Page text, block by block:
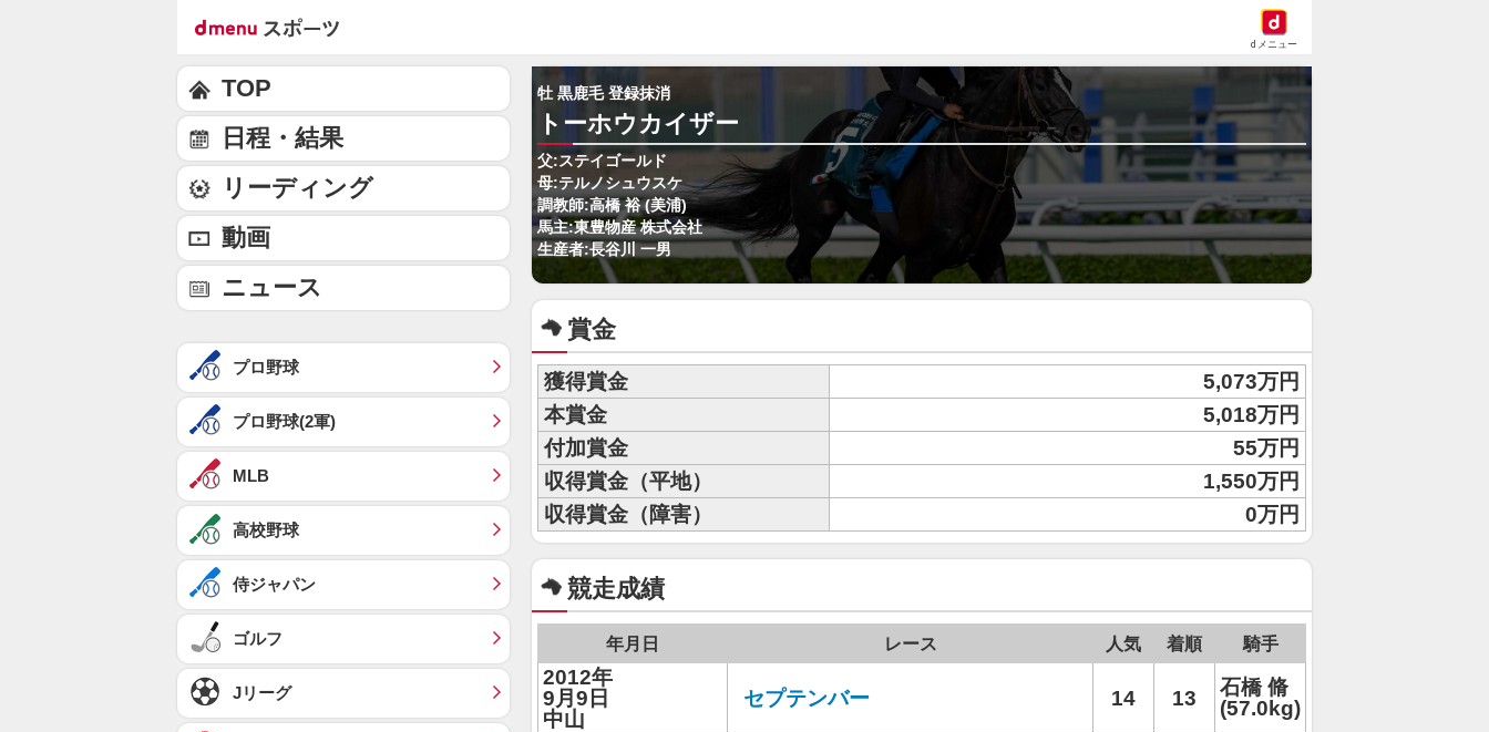
dメニュー
牡 黒鹿毛 登録抹消
トーホウカイザー
父:ステイゴールド
母:テルノシュウスケ
調教師:高橋 裕 (美浦)
馬主:東豊物産 株式会社
生産者:長谷川 一男
賞金
獲得賞金
5,073万円
本賞金
5,018万円
付加賞金
55万円
収得賞金（平地）
1,550万円
収得賞金（障害）
0万円
競走成績
年月日 レース 人気 着順 騎手
2012年
9月9日
中山
セプテンバー 14 13
石橋 脩
(57.0kg)
TOP
日程・結果
リーディング
動画
ニュース
プロ野球
プロ野球(2軍)
MLB
高校野球
侍ジャパン
ゴルフ
Jリーグ